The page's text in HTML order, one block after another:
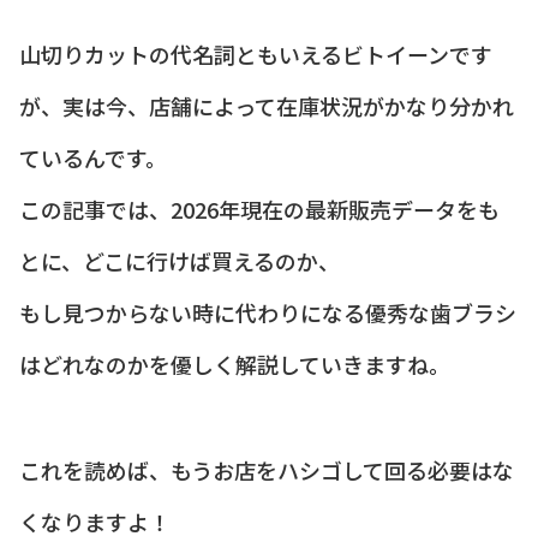
山切りカットの代名詞ともいえるビトイーンです
が、実は今、店舗によって在庫状況がかなり分かれ
ているんです。
この記事では、2026年現在の最新販売データをも
とに、どこに行けば買えるのか、
もし見つからない時に代わりになる優秀な歯ブラシ
はどれなのかを優しく解説していきますね。
これを読めば、もうお店をハシゴして回る必要はな
くなりますよ！